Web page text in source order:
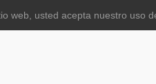
web, usted acepta nuestro uso